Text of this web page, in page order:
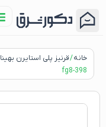
خانه/قرنیز پلی استایرن بهینا
fg8-398